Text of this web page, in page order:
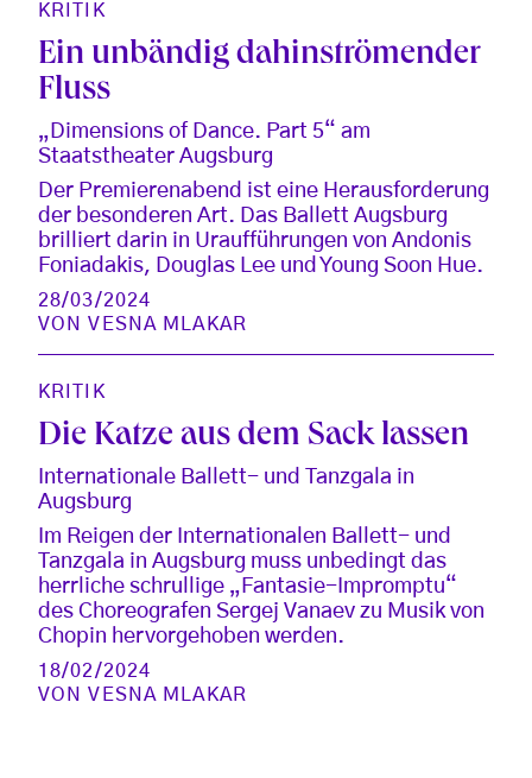
KRITIK
Ein unbändig dahinströmender
Fluss
„Dimensions of Dance. Part 5“ am
Staatstheater Augsburg
Der Premierenabend ist eine Herausforderung
der besonderen Art. Das Ballett Augsburg
brilliert darin in Uraufführungen von Andonis
Foniadakis, Douglas Lee und Young Soon Hue.
28/03/2024
VONVESNA MLAKAR
KRITIK
Die Katze aus dem Sack lassen
Internationale Ballett- und Tanzgala in
Augsburg
Im Reigen der Internationalen Ballett- und
Tanzgala in Augsburg muss unbedingt das
herrliche schrullige „Fantasie-Impromptu“
des Choreografen Sergej Vanaev zu Musik von
Chopin hervorgehoben werden.
18/02/2024
VONVESNA MLAKAR